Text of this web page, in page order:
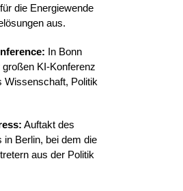
die Energiewende
aus.
In Bonn
KI-Konferenz
Wissenschaft, Politik
Auftakt des
in Berlin, bei dem die
aus der Politik